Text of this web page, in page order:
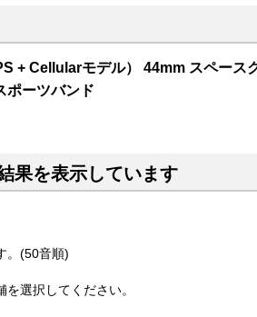
+ Cellularモデル） 44mm スペース
ポーツバンド
果を表示しています
。(50音順)
選択してください。